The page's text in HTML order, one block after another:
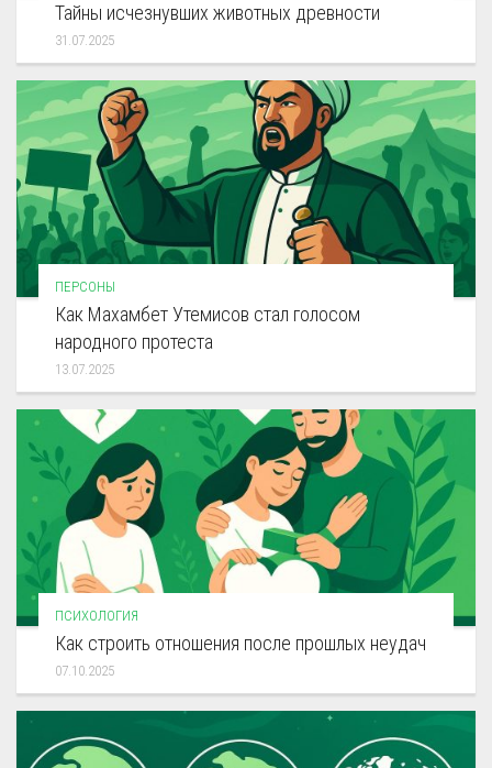
Тайны исчезнувших животных древности
31.07.2025
ПЕРСОНЫ
Как Махамбет Утемисов стал голосом
народного протеста
13.07.2025
ПСИХОЛОГИЯ
Как строить отношения после прошлых неудач
07.10.2025